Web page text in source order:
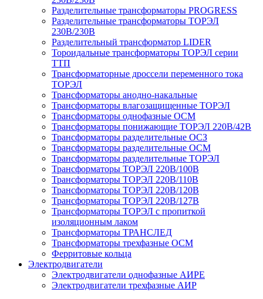
Разделительные трансформаторы PROGRESS
Разделительные трансформаторы ТОРЭЛ
230В/230В
Разделительный трансформатор LIDER
Тороидальные трансформаторы ТОРЭЛ серии
ТТП
Трансформаторные дроссели переменного тока
ТОРЭЛ
Трансформаторы анодно-накальные
Трансформаторы влагозащищенные ТОРЭЛ
Трансформаторы однофазные ОСМ
Трансформаторы понижающие ТОРЭЛ 220В/42В
Трансформаторы разделительные ОСЗ
Трансформаторы разделительные ОСМ
Трансформаторы разделительные ТОРЭЛ
Трансформаторы ТОРЭЛ 220В/100В
Трансформаторы ТОРЭЛ 220В/110В
Трансформаторы ТОРЭЛ 220В/120В
Трансформаторы ТОРЭЛ 220В/127В
Трансформаторы ТОРЭЛ с пропиткой
изоляционным лаком
Трансформаторы ТРАНСЛЕД
Трансформаторы трехфазные ОСМ
Ферритовые кольца
Электродвигатели
Электродвигатели однофазные АИРЕ
Электродвигатели трехфазные АИР